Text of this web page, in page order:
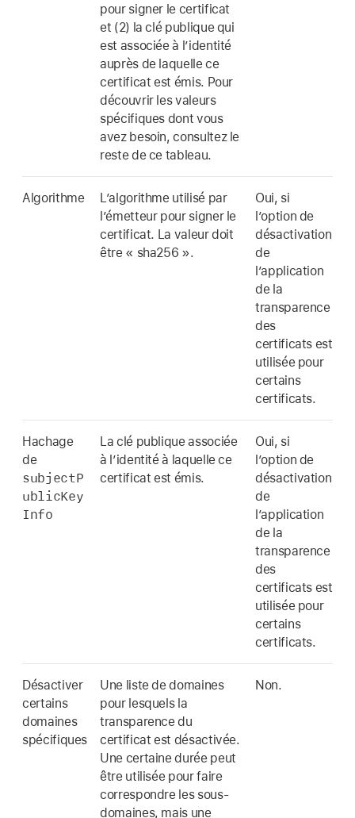
pour signer le certificat
et (2) la clé publique qui
est associée à l’identité
auprès de laquelle ce
certificat est émis. Pour
découvrir les valeurs
spécifiques dont vous
avez besoin, consultez le
reste de ce tableau.
Algorithme
L’algorithme utilisé par
l’émetteur pour signer le
certificat. La valeur doit
être « sha256 ».
Oui, si
l’option de
désactivation
de
l’application
de la
transparence
des
certificats est
utilisée pour
certains
certificats.
Hachage
de
subjectP
ublicKey
Info
La clé publique associée
à l’identité à laquelle ce
certificat est émis.
Oui, si
l’option de
désactivation
de
l’application
de la
transparence
des
certificats est
utilisée pour
certains
certificats.
Désactiver
certains
domaines
spécifiques
Une liste de domaines
pour lesquels la
transparence du
certificat est désactivée.
Une certaine durée peut
être utilisée pour faire
correspondre les sous-
domaines, mais une
Non.